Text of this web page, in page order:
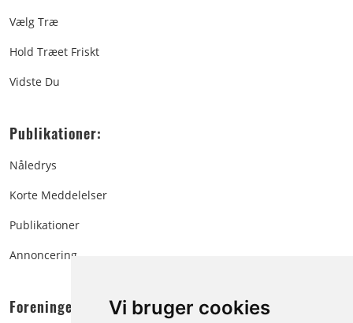
Vi bruger cookies
Vælg Træ
Hold Træet Friskt
Vidste Du
Publikationer:
Nåledrys
Korte Meddelelser
Publikationer
Annoncering
Foreningen: